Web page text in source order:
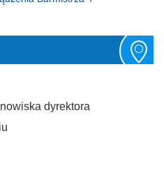
dyrektora